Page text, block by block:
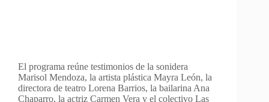
El programa reúne testimonios de la sonidera
Marisol Mendoza, la artista plástica Mayra León, la
directora de teatro Lorena Barrios, la bailarina Ana
Chaparro, la actriz Carmen Vera y el colectivo Las